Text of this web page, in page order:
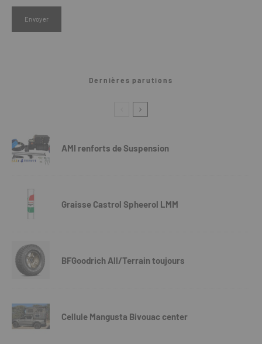
Dernières parutions
AMI renforts de Suspension
Graisse Castrol Spheerol LMM
BFGoodrich All/Terrain toujours
Cellule Mangusta Bivouac center